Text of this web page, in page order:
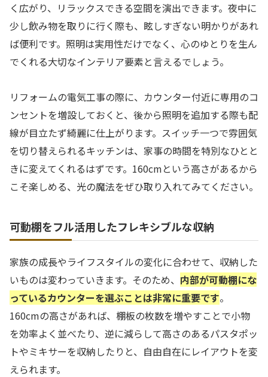
く広がり、リラックスできる空間を演出できます。夜中に
少し飲み物を取りに行く際も、眩しすぎない明かりがあれ
ば便利です。照明は実用性だけでなく、心のゆとりを生ん
でくれる大切なインテリア要素と言えるでしょう。
リフォームの電気工事の際に、カウンター付近に専用のコ
ンセントを増設しておくと、後から照明を追加する際も配
線が目立たず綺麗に仕上がります。スイッチ一つで雰囲気
を切り替えられるキッチンは、家事の時間を特別なひとと
きに変えてくれるはずです。160cmという高さがあるから
こそ楽しめる、光の魔法をぜひ取り入れてみてください。
可動棚をフル活用したフレキシブルな収納
家族の成長やライフスタイルの変化に合わせて、収納した
いものは変わっていきます。そのため、 内部が可動棚にな
っているカウンターを選ぶことは非常に重要です。
160cmの高さがあれば、棚板の枚数を増やすことで小物
を効率よく並べたり、逆に減らして高さのあるパスタポッ
トやミキサーを収納したりと、自由自在にレイアウトを変
えられます。